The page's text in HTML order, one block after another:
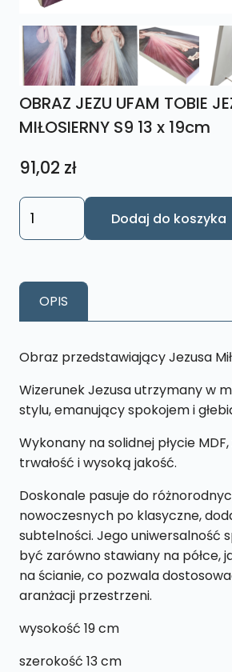
OBRAZ JEZU UFAM TOBIE
MIŁOSIERNY S9 13 x 19cm
91,02 zł
ilość
OBRAZ
TOBIE
JEZUS
S9
x
19cm
Dodaj do koszyka
OPIS
Obraz przedstawiający Jezusa
Wizerunek Jezusa utrzymany w
stylu, emanujący spokojem i
Wykonany na solidnej płycie
trwałość i wysoką jakość.
Doskonale pasuje do
nowoczesnych po klasyczne,
subtelności. Jego uniwersalność
być zarówno stawiany na półce,
na ścianie, co pozwala
aranżacji przestrzeni.
wysokość 19 cm
szerokość 13 cm